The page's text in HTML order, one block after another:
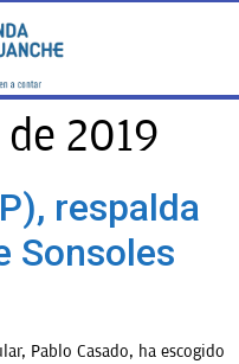
2019
respalda
Sonsoles
Pablo Casado, ha escogido